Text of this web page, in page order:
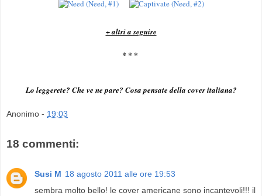
+ altri a seguire
* * *
Lo leggerete? Che ve ne pare? Cosa pensate della cover italiana?
Anonimo - 19:03
18 commenti:
Susi M 18 agosto 2011 alle ore 19:53
sembra molto bello! le cover americane sono incantevoli!!! il